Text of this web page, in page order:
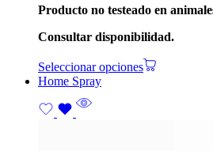
Producto no testeado en
Consultar disponibilidad.
Seleccionar opciones
Home Spray